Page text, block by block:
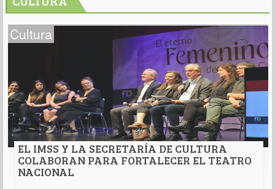
Cultura
EL IMSS Y LA SECRETARÍA DE CULTURA
COLABORAN PARA FORTALECER EL TEATRO
NACIONAL